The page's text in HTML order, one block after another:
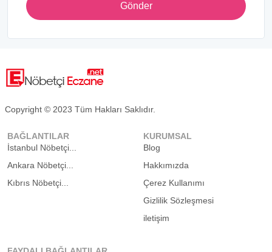
Gönder
Copyright © 2023 Tüm Hakları Saklıdır.
BAĞLANTILAR
İstanbul Nöbetçi...
Ankara Nöbetçi...
Kıbrıs Nöbetçi...
KURUMSAL
Blog
Hakkımızda
Çerez Kullanımı
Gizlilik Sözleşmesi
iletişim